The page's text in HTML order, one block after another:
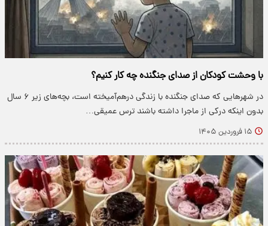
با وحشت کودکان از صدای جنگنده چه کار کنیم؟
در شهرهایی که صدای جنگنده با زندگی درهم‌آمیخته است، بچه‌های زیر ۶ سال
بدون اینکه درکی از ماجرا داشته باشند ترس عمیقی…
۱۵ فروردین ۱۴۰۵